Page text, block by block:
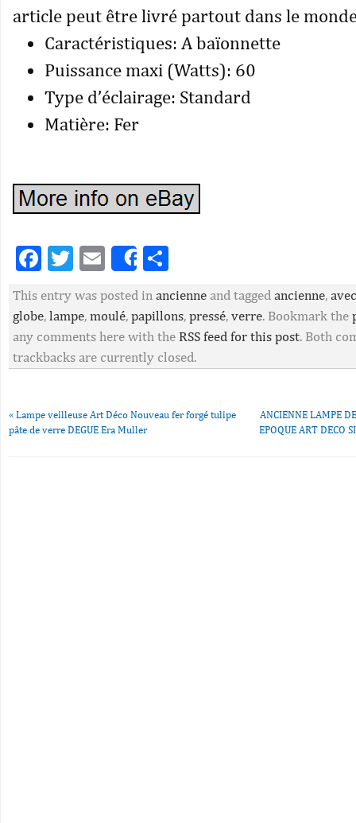
article peut être livré partout dans le
Caractéristiques: A baïonnette
Puissance maxi (Watts): 60
Type d’éclairage: Standard
Matière: Fer
Facebook
Twitter
EmailShare
This entry was posted in ancienne and tagged ancienne, avec
globe, lampe, moulé, papillons, pressé, verre. Bookmark the
any comments here with the RSS feed for this post. Both
trackbacks are currently closed.
« Lampe veilleuse Art Déco Nouveau fer forgé tulipe
pâte de verre DEGUE Era Muller
ANCIENNE LAMPE
EPOQUE ART DECO